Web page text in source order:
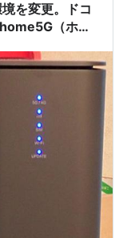
を変更。ドコ
（ホー